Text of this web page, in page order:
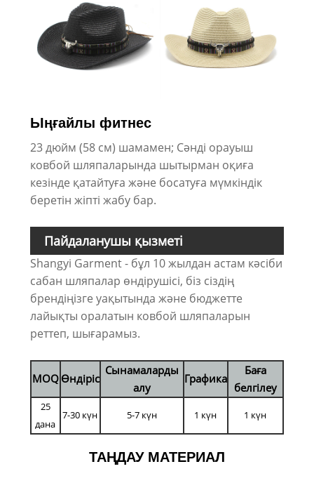
Ыңғайлы фитнес
23 дюйм (58 см) шамамен; Сәнді орауыш
ковбой шляпаларында шытырман оқиға
кезінде қатайтуға және босатуға мүмкіндік
беретін жіпті жабу бар.
Пайдаланушы қызметі
Shangyi Garment - бұл 10 жылдан астам кәсіби
сабан шляпалар өндірушісі, біз сіздің
брендіңізге уақытында және бюджетте
лайықты оралатын ковбой шляпаларын
реттеп, шығарамыз.
MOQ Өндіріс
Сынамаларды
алу
Графика
Баға
белгілеу
25
дана
7-30 күн 5-7 күн 1 күн 1 күн
ТАҢДАУ МАТЕРИАЛ